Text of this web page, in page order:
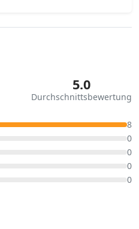
5.0
Durchschnittsbewertung
8
0
0
0
0